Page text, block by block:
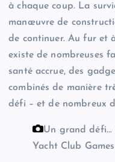
à chaque coup. La
manœuvre de
de continuer. Au fur et
existe de nombreuses
santé accrue, des
combinés de manière
défi – et de nombreux
Un grand défi…
Yacht Club Games